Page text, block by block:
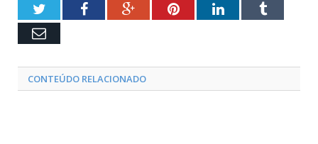
TwitterFacebookGoogle+PinterestLinkedInTumblr
Email
CONTEÚDO RELACIONADO